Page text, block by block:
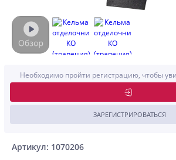
Артикул: 1070206
Необходимо пройти регистрацию, чтобы
ЗАРЕГИСТРИРОВАТЬСЯ